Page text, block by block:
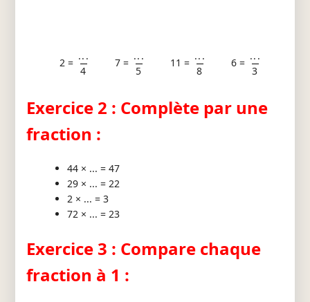
2 =
...
4
7 =
...
5
11 =
...
8
6 =
...
3
Exercice 2 : Complète par une
fraction :
44 × ... = 47
29 × ... = 22
2 × ... = 3
72 × ... = 23
Exercice 3 : Compare chaque
fraction à 1 :